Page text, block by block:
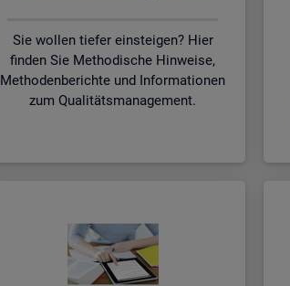
Sie wollen tiefer einsteigen? Hier
finden Sie Methodische Hinweise,
Methodenberichte und Informationen
zum Qualitätsmanagement.